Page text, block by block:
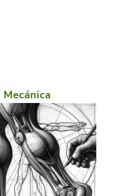
Mecánica